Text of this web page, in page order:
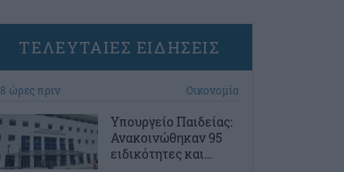
ΤΕΛΕΥΤΑΙΕΣ ΕΙΔΗΣΕΙΣ
8 ώρες πριν Οικονομία
Υπουργείο Παιδείας:
Ανακοινώθηκαν 95
ειδικότητες και...